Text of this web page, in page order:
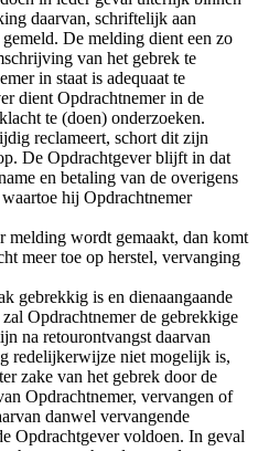
daarvan, schriftelijk aan
De melding dient een zo
van het gebrek te
in staat is adequaat te
dient Opdrachtnemer in de
te (doen) onderzoeken.
reclameert, schort dit zijn
De Opdrachtgever blijft in dat
en betaling van de overigens
hij Opdrachtnemer
melding wordt gemaakt, dan komt
meer toe op herstel, vervanging
gebrekkig is en dienaangaande
Opdrachtnemer de gebrekkige
na retourontvangst daarvan
redelijkerwijze niet mogelijk is,
zake van het gebrek door de
Opdrachtnemer, vervangen of
danwel vervangende
Opdrachtgever voldoen. In geval